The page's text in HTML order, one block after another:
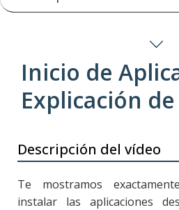
Inicio de
Explicación
Descripción del vídeo
Te mostramos
instalar las aplicaciones